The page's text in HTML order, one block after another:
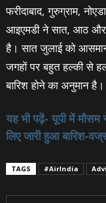
फरीदाबाद, गुरुग्राम,
आइएमडी ने सात, आठ और
है। सात जुलाई को
जगहों पर बहुत हल्की से
बारिश होने का अनुमान है।
यह भी पढ़ें- यूपी में
लिए जारी हुआ बारिश-
TAGS #AirIndia